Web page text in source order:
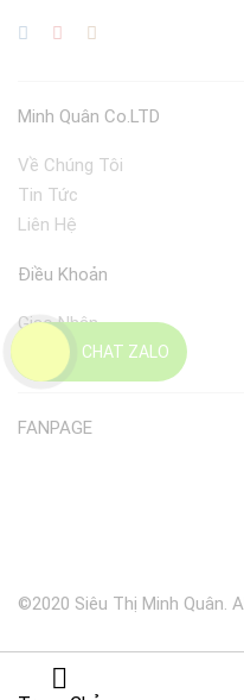
CHAT ZALO
Minh Quân Co.LTD
Về Chúng Tôi
Tin Tức
Liên Hệ
Điều Khoản
Giao Nhận
Đổi Trả
FANPAGE
©2020 Siêu Thị Minh Quân.